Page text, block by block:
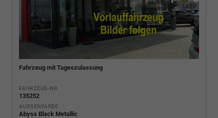
Fahrzeug mit Tageszulassung
FAHRZEUG-NR.
135252
AUSSENFARBE
Abyss Black Metallic